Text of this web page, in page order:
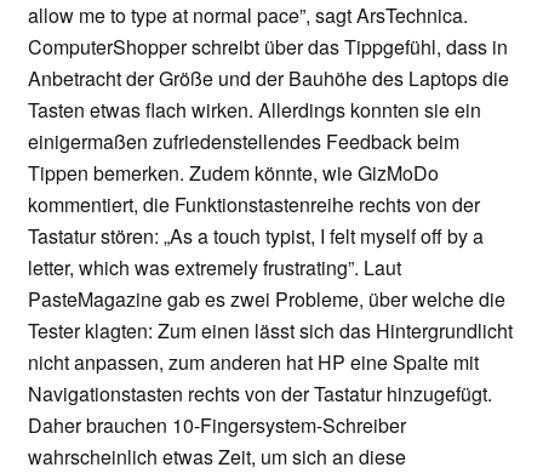
allow me to type at normal pace”, sagt ArsTechnica.
ComputerShopper schreibt über das Tippgefühl, dass in
Anbetracht der Größe und der Bauhöhe des Laptops die
Tasten etwas flach wirken. Allerdings konnten sie ein
einigermaßen zufriedenstellendes Feedback beim
Tippen bemerken. Zudem könnte, wie GizMoDo
kommentiert, die Funktionstastenreihe rechts von der
Tastatur stören: „As a touch typist, I felt myself off by a
letter, which was extremely frustrating”. Laut
PasteMagazine gab es zwei Probleme, über welche die
Tester klagten: Zum einen lässt sich das Hintergrundlicht
nicht anpassen, zum anderen hat HP eine Spalte mit
Navigationstasten rechts von der Tastatur hinzugefügt.
Daher brauchen 10-Fingersystem-Schreiber
wahrscheinlich etwas Zeit, um sich an diese